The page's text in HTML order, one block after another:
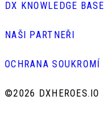
DX KNOWLEDGE BASE
NAŠI PARTNEŘI
OCHRANA SOUKROMÍ
©2026 DXHEROES.IO